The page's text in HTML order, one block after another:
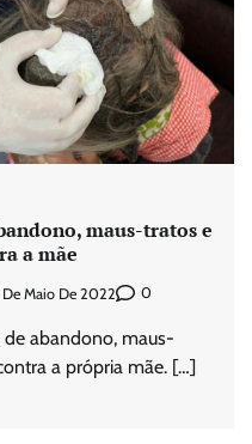
maus-tratos e
a mãe
De Maio De 2022 0
abandono, maus-
a própria mãe. […]